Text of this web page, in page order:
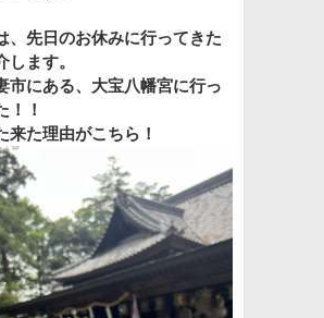
、先日のお休みに行ってきた
します。
市にある、大宝八幡宮に行っ
！！
来た理由がこちら！